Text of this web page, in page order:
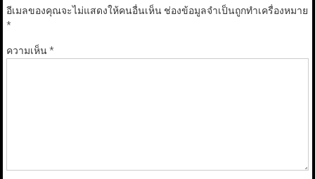
อีเมลของคุณจะไม่แสดงให้คนอื่นเห็น ช่องข้อมูลจำเป็นถูกทำเครื่องหมาย
*
ความเห็น*